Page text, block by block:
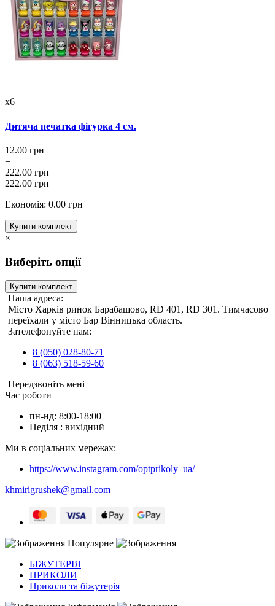
x6
Дитяча печатка фігурка 4 см.
12.00 грн
=
222.00 грн
222.00 грн
Економія: 0.00 грн
Купити комплект
×
Виберіть опції
Купити комплект
Наша адреса:
Місто Харків ринок Барабашово, RD 401, RD 301. Тимчасово
переїхали у місто Бар Вінницька область.
Зателефонуйте нам:
8 (050) 028-80-71
8 (063) 518-59-60
Передзвоніть мені
Час роботи
пн-нд: 8:00-18:00
Неділя : вихідний
Ми в соціальних мережах:
https://www.instagram.com/optprikoly_ua/
khmirigrushek@gmail.com
Популярне
БІЖУТЕРІЯ
ПРИКОЛИ
Приколи та біжутерія